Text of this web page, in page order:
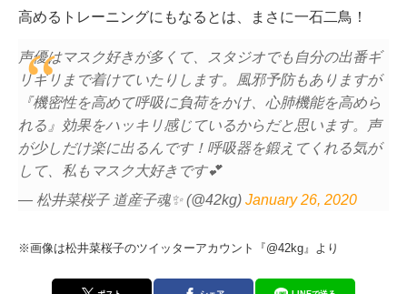
高めるトレーニングにもなるとは、まさに一石二鳥！
声優はマスク好きが多くて、スタジオでも自分の出番ギ
リギリまで着けていたりします。風邪予防もありますが
『機密性を高めて呼吸に負荷をかけ、心肺機能を高めら
れる』効果をハッキリ感じているからだと思います。声
が少しだけ楽に出るんです！呼吸器を鍛えてくれる気が
して、私もマスク大好きです💕
— 松井菜桜子 道産子魂✨ (@42kg) January 26, 2020
※画像は松井菜桜子のツイッターアカウント『@42kg』より